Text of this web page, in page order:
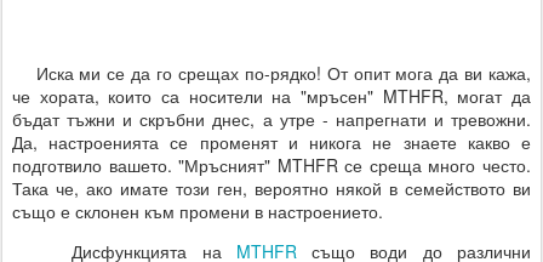
Иска ми се да го срещах по-рядко! От опит мога да ви кажа,
че хората, които са носители на "мръсен" MTHFR, могат да
бъдат тъжни и скръбни днес, а утре - напрегнати и тревожни.
Да, настроенията се променят и никога не знаете какво е
подготвило вашето. "Мръсният" MTHFR се среща много често.
Така че, ако имате този ген, вероятно някой в семейството ви
също е склонен към промени в настроението.
Дисфункцията на MTHFR също води до различни